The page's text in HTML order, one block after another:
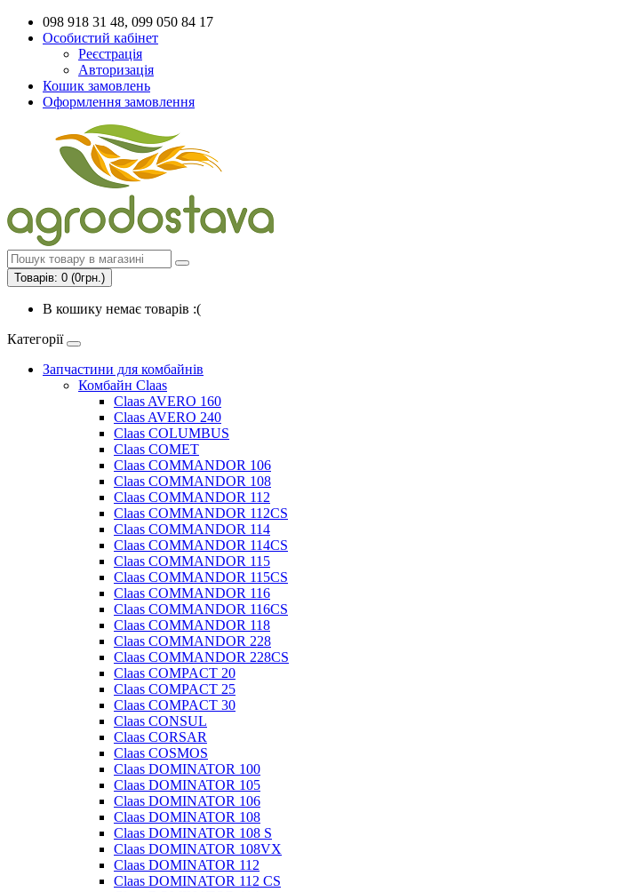
098 918 31 48, 099 050 84 17
Особистий кабінет
Реєстрація
Авторизація
Кошик замовлень
Оформлення замовлення
Товарів: 0 (0грн.)
В кошику немає товарів :(
Категорії
Запчастини для комбайнів
Комбайн Claas
Claas AVERO 160
Claas AVERO 240
Claas COLUMBUS
Claas COMET
Claas COMMANDOR 106
Claas COMMANDOR 108
Claas COMMANDOR 112
Claas COMMANDOR 112CS
Claas COMMANDOR 114
Claas COMMANDOR 114CS
Claas COMMANDOR 115
Claas COMMANDOR 115CS
Claas COMMANDOR 116
Claas COMMANDOR 116CS
Claas COMMANDOR 118
Claas COMMANDOR 228
Claas COMMANDOR 228CS
Claas COMPACT 20
Claas COMPACT 25
Claas COMPACT 30
Claas CONSUL
Claas CORSAR
Claas COSMOS
Claas DOMINATOR 100
Claas DOMINATOR 105
Claas DOMINATOR 106
Claas DOMINATOR 108
Claas DOMINATOR 108 S
Claas DOMINATOR 108VX
Claas DOMINATOR 112
Claas DOMINATOR 112 CS